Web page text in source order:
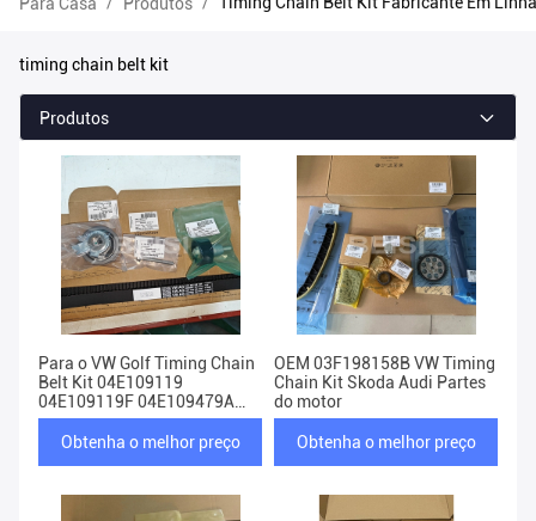
Belt Kit ]
Fósforo 11
Produtos
Para Casa Produtos
timing chain belt kit
Produtos
Para o VW Golf Timing Chain
Belt Kit 04E109119
04E109119F 04E109479A
04E109244B
Obtenha o melhor preço
OEM 03F198158B VW Timing
Chain Kit Skoda Audi Partes
do motor
Obtenha o melhor preço